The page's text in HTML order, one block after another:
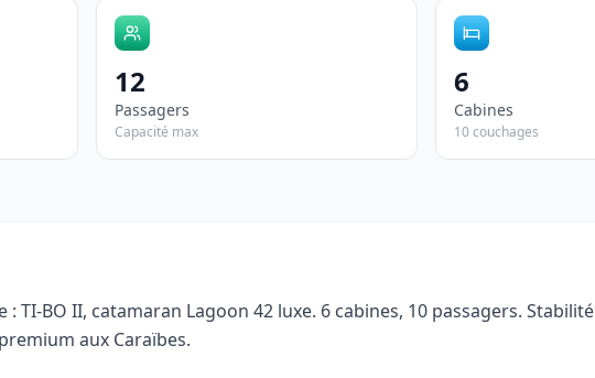
12
Passagers
Capacité max
6
Cabines
10 couchages
TI-BO II, catamaran Lagoon 42 luxe. 6 cabines, 10 passagers. Stabilité
aux Caraïbes.